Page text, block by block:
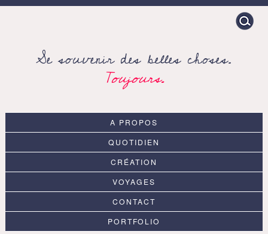
Search
for:
Se souvenir des belles choses.
Toujours.
A PROPOS
QUOTIDIEN
CRÉATION
VOYAGES
CONTACT
PORTFOLIO